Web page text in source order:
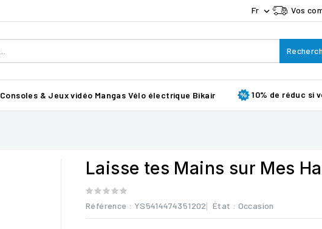
Fr  Vos
Consoles & Jeux vidéo Mangas Vélo électrique Bikair 10% de réduc si
Laisse tes Mains sur Mes
Référence : YS5414474351202 État : Occasion